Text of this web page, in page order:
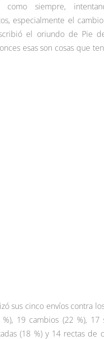
siempre,
especialmente el
el oriundo de Pie
esas son cosas que
sus cinco envíos contra
%), 19 cambios (22 %), 17
(18 %) y 14 rectas de